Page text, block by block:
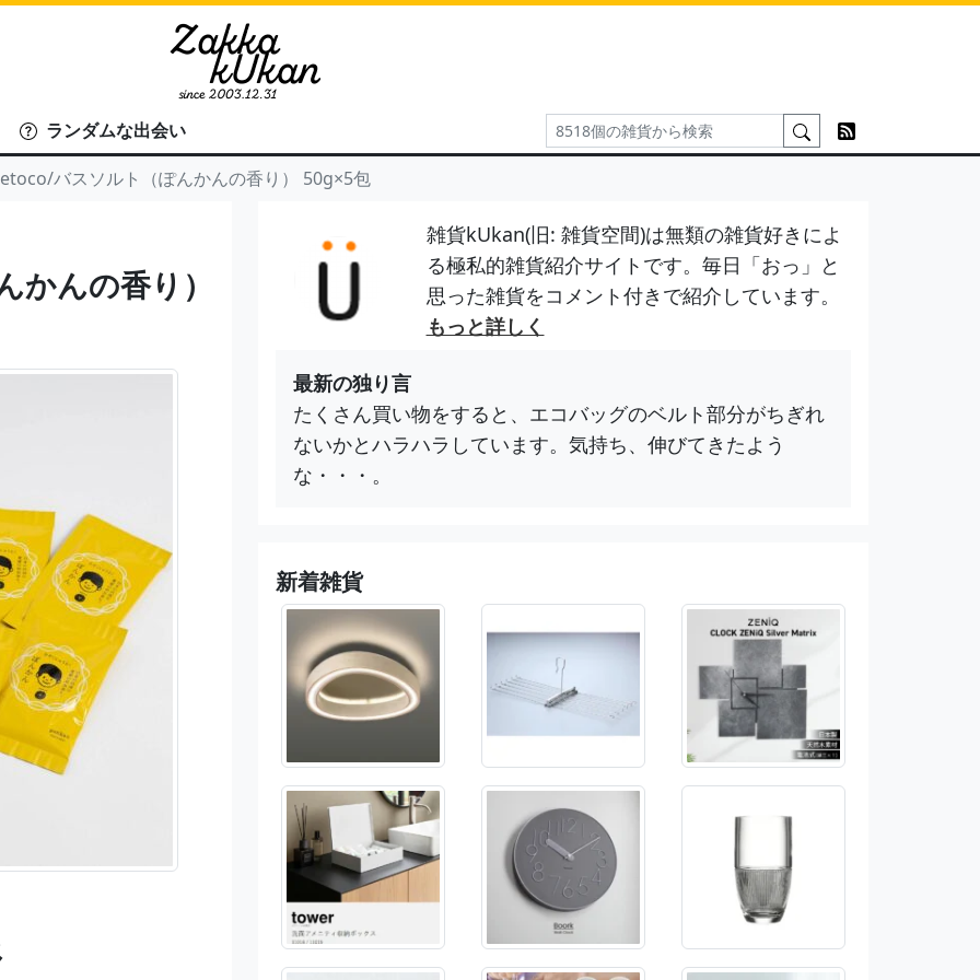
ランダムな出会い
バスソルト（ぽんかんの香り） 50g×5包
んの香り）
雑貨kUkan(旧: 雑貨空間)は無類の雑貨好きによ
る極私的雑貨紹介サイトです。毎日「おっ」と
思った雑貨をコメント付きで紹介しています。
もっと詳しく
最新の独り言
たくさん買い物をすると、エコバッグのベルト部分がちぎれ
ないかとハラハラしています。気持ち、伸びてきたよう
な・・・。
新着雑貨